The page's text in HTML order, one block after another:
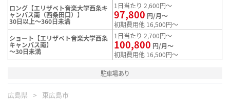
ロング【エリザベト音楽大学西条キ
ャンパス南（西条田口）】
30日以上～360日未満
1日当たり 2,600円～
97,800 円/月～
初期費用他 16,500円～
ショート【エリザベト音楽大学西条
キャンパス南】
～30日未満
1日当たり 2,700円～
100,800 円/月～
初期費用他 16,500円～
駐車場あり
広島県 東広島市